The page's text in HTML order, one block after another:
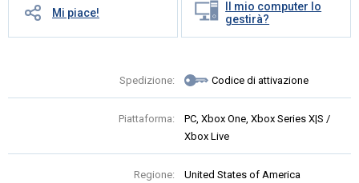
Mi piace!
Il mio computer lo
gestirà?
Spedizione: Codice di attivazione
Piattaforma:
PC, Xbox One, Xbox Series X|S /
Xbox Live
Regione: United States of America